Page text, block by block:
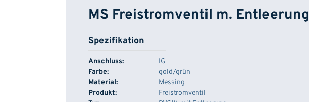
MS Freistromventil m. Entleerung
Spezifikation
Anschluss:
IG
Farbe:
gold/grün
Material:
Messing
Produkt:
Freistromventil